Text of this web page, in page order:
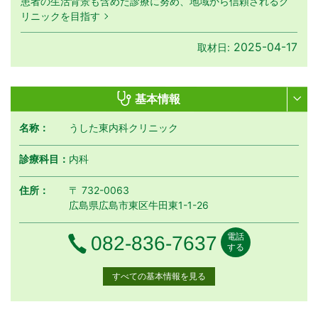
リニックを目指す
取材日: 2025-04-17
基本情報
名称： うした東内科クリニック
診療科目： 内科
住所：
〒 732-0063
広島県広島市東区牛田東1-1-26
電話番号
082-836-7637
電話
する
すべての基本情報を見る